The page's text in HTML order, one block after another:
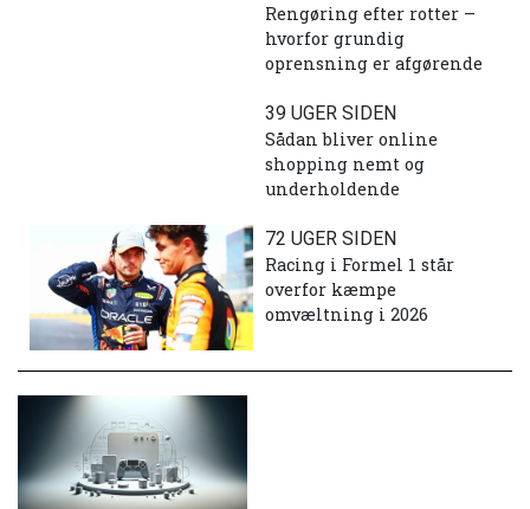
Rengøring efter rotter –
hvorfor grundig
oprensning er afgørende
39 UGER SIDEN
Sådan bliver online
shopping nemt og
underholdende
72 UGER SIDEN
Racing i Formel 1 står
overfor kæmpe
omvæltning i 2026